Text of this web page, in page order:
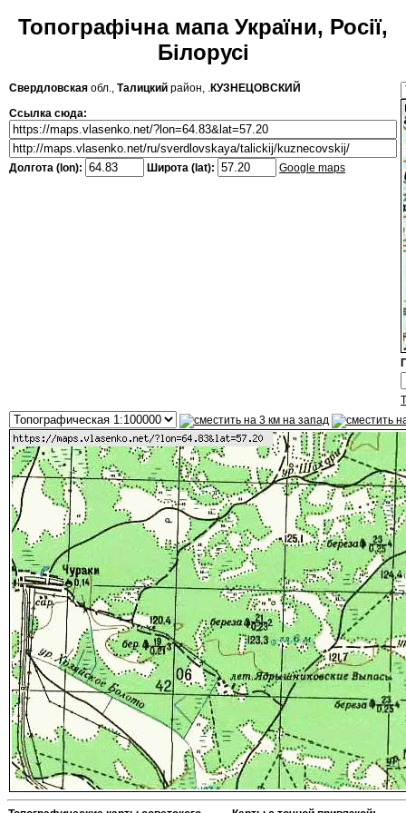
Топографічна мапа України, Росії,
Білорусі
Свердловская обл., Талицкий район, .КУЗНЕЦОВСКИЙ
Ссылка сюда:
Долгота (lon): Широта (lat): Google maps